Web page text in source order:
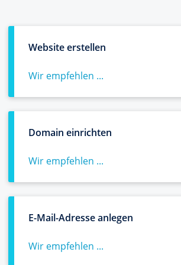
Website erstellen
Wir empfehlen ...
Domain einrichten
Wir empfehlen ...
E-Mail-Adresse anlegen
Wir empfehlen ...